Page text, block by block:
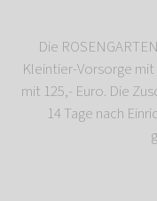
Die
Kleintier-Vorsorge
mit 125,- Euro. Die
14 Tage nach